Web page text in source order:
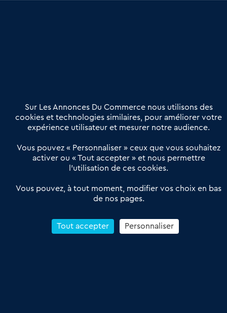
Offres Pro
Actualités
Qui sommes nous ?
Derniers articles
Réseau 3C : un partenaire national dédié aux transactions
Petitscommerces : Un partenariat au service du commerce de
proximité et des territoires
Reprendre un Restaurant Rapide
Sur Les Annonces Du Commerce nous utilisons des
cookies et technologies similaires, pour améliorer votre
expérience utilisateur et mesurer notre audience.
Vous pouvez « Personnaliser » ceux que vous souhaitez
activer ou « Tout accepter » et nous permettre
l’utilisation de ces cookies.
Vous pouvez, à tout moment, modifier vos choix en bas
de nos pages.
Tout accepter Personnaliser